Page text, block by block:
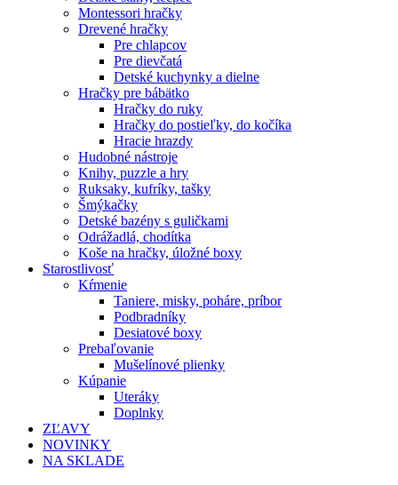
Montessori hračky
Drevené hračky
Pre chlapcov
Pre dievčatá
Detské kuchynky a dielne
Hračky pre bábätko
Hračky do ruky
Hračky do postieľky, do kočíka
Hracie hrazdy
Hudobné nástroje
Knihy, puzzle a hry
Ruksaky, kufríky, tašky
Šmýkačky
Detské bazény s guličkami
Odrážadlá, chodítka
Koše na hračky, úložné boxy
Starostlivosť
Kŕmenie
Taniere, misky, poháre, príbor
Podbradníky
Desiatové boxy
Prebaľovanie
Mušelínové plienky
Kúpanie
Uteráky
Doplnky
ZĽAVY
NOVINKY
NA SKLADE